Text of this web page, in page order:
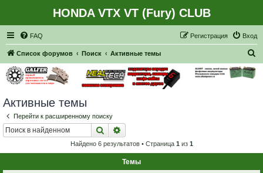
HONDA VTX VT (Fury) CLUB
FAQ Вход
Регистрация
Список форумов Поиск Активные темы
Активные темы
Перейти к расширенному поиску
Поиск
Найдено 6 результатов • Страница 1 из 1
Темы